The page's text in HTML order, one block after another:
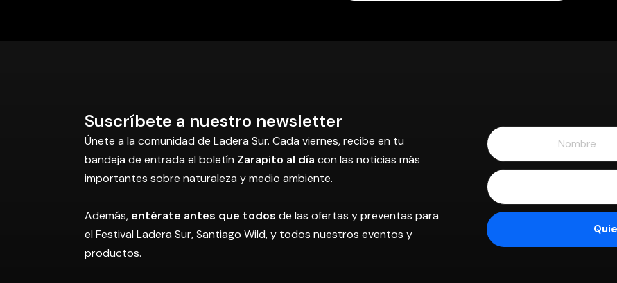
Suscríbete a nuestro newsletter
Únete a la comunidad de Ladera Sur. Cada viernes, recibe en tu
bandeja de entrada el boletín Zarapito al día con las noticias más
importantes sobre naturaleza y medio ambiente.
Además, entérate antes que todos de las ofertas y preventas para
el Festival Ladera Sur, Santiago Wild, y todos nuestros eventos y
productos.